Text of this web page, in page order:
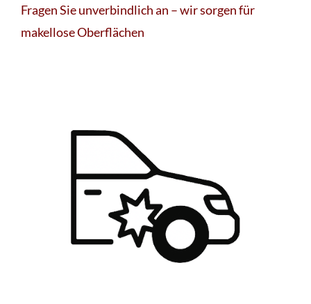
Fragen Sie unverbindlich an – wir sorgen für
makellose Oberflächen